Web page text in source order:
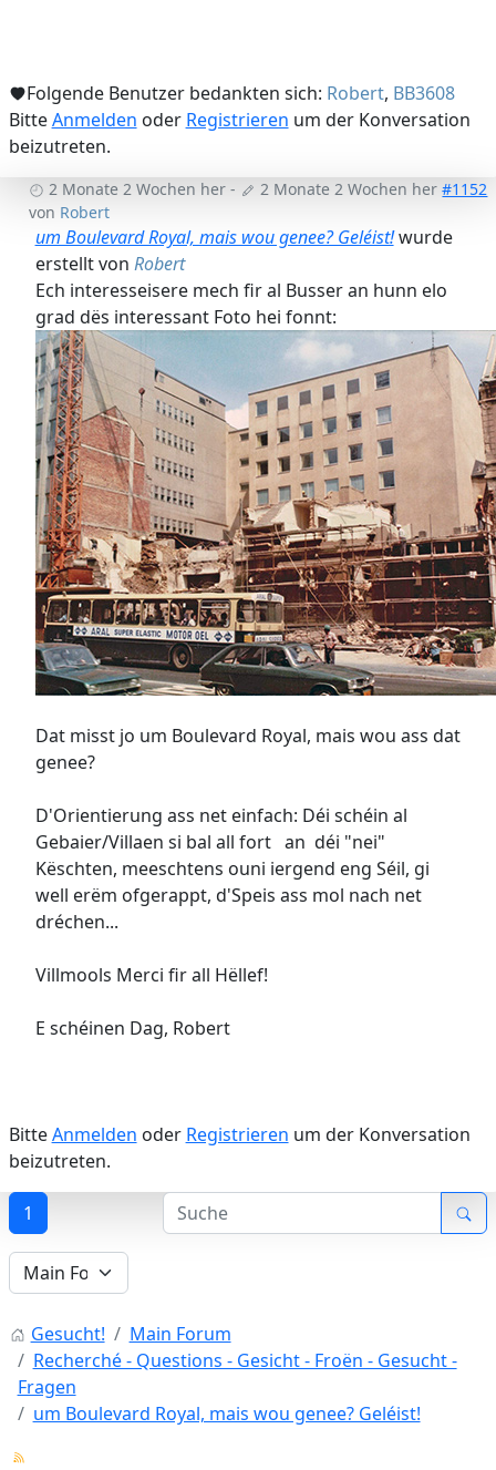
Folgende Benutzer bedankten sich: Robert, BB3608
BitteAnmelden oder Registrieren um der Konversation
beizutreten.
2 Monate 2 Wochen her - 2 Monate 2 Wochen her #1152
von Robert
um Boulevard Royal, mais wou genee? Geléist!wurde
erstellt von Robert
Ech interesseisere mech fir al Busser an hunn elo
grad dës interessant Foto hei fonnt:
Dat misst jo um Boulevard Royal, mais wou ass dat
genee?
D'Orientierung ass net einfach: Déi schéin al
Gebaier/Villaen si bal all fort an déi "nei"
Këschten, meeschtens ouni iergend eng Séil, gi
well erëm ofgerappt, d'Speis ass mol nach net
dréchen...
Villmools Merci fir all Hëllef!
E schéinen Dag, Robert
BitteAnmelden oder Registrieren um der Konversation
beizutreten.
1
Gesucht!
Main Forum
Recherché - Questions - Gesicht - Froën - Gesucht -
Fragen
um Boulevard Royal, mais wou genee? Geléist!